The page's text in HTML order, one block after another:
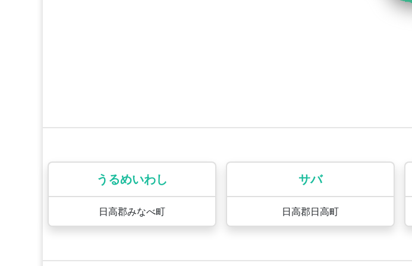
うるめいわし
日高郡みなべ町
サバ
日高郡日高町